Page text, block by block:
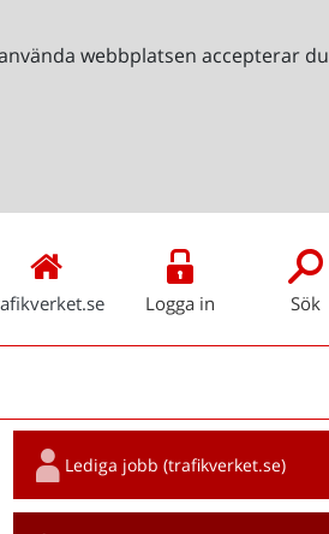
webbplatsen accepterar du
Logga in Sök
Snabblänkar
Lediga jobb (trafikverket.se)